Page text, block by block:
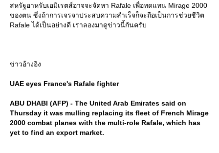
สหรัฐอาหรับเอมิเรตส์อาจจะจัดหา Rafale เพื่อทดแทน Mirage 2000
ของตน ซึ่งถ้าการเจรจาประสบความสำเร็จก็จะถือเป็นการช่วยชีวิต
Rafale ได้เป็นอย่างดี เราลองมาดูข่าวนี้กันครับ
ข่าวอ้างอิง
UAE eyes France's Rafale fighter
ABU DHABI (AFP) - The United Arab Emirates said on
Thursday it was mulling replacing its fleet of French Mirage
2000 combat planes with the multi-role Rafale, which has
yet to find an export market.